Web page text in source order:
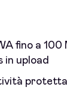
fino a 100
in upload
protetta